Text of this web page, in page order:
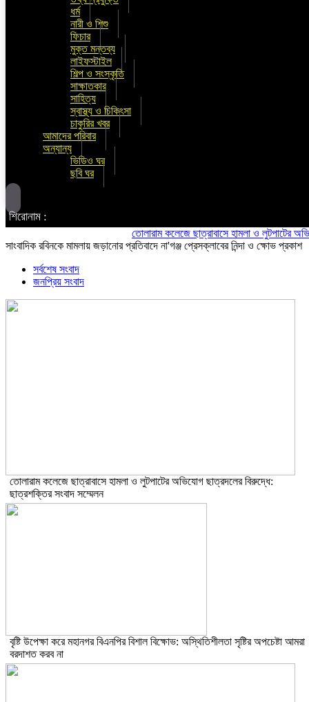
ধর্ম
নারী ও শিশু
ফিচার
মুক্ত মন্তব্য
লাইফস্টাইল
শিল্প ও সংস্কৃতি
সাক্ষাতকার
সাহিত্য
স্বাস্থ্য ও চিকিৎসা
চাকুরির খবর
আমাদের পরিবার
অন্যান্য
ভিডিও ঘর
ছবি ঘর
শিরোনাম :
তোলারাম কলেজে ছাত্রাবাসে হামলা ও লুটপাটের অভিযোগ
সাংবাদিক রবিনকে মামলায় জড়ানোর প্রতিবাদে না'গঞ্জ প্রেসক্লাবের নিন্দা ও ক্ষোভ প্রকাশ
সর্বশেষ সংবাদ
জনপ্রিয় সংবাদ
তোলারাম কলেজে ছাত্রাবাসে হামলা ও লুটপাটের অভিযোগ ছাত্রদলের বিরুদ্ধে:
ছাত্রশক্তির সংবাদ সম্মেলন
বৃষ্টি উপেক্ষা করে মহানগর বিএনপির বিশাল বিক্ষোভ: অস্থিতিশীলতা সৃষ্টির অপচেষ্টা আমরা
বরদাশত করব না